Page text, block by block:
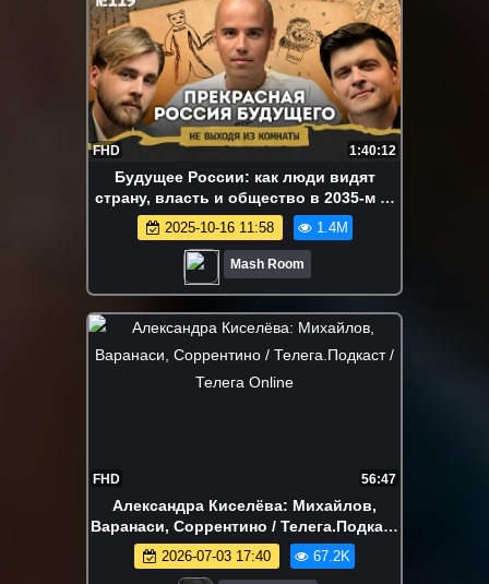
FHD 1:40:12
Будущее России: как люди видят
страну, власть и общество в 2035-м —
Алексей Токарев || Не выходя из
комнаты
2025-10-16 11:58 1.4M
Mash Room
FHD 56:47
Александра Киселёва: Михайлов,
Варанаси, Соррентино / Телега.Подкаст
/ Телега Online
2026-07-03 17:40 67.2K